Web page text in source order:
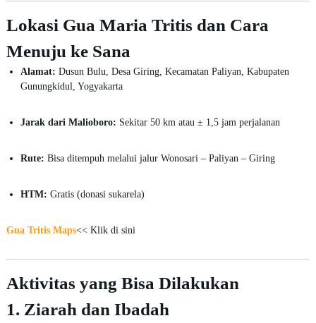
Lokasi Gua Maria Tritis dan Cara
Menuju ke Sana
Alamat: Dusun Bulu, Desa Giring, Kecamatan Paliyan, Kabupaten
Gunungkidul, Yogyakarta
Jarak dari Malioboro: Sekitar 50 km atau ± 1,5 jam perjalanan
Rute: Bisa ditempuh melalui jalur Wonosari – Paliyan – Giring
HTM: Gratis (donasi sukarela)
Gua Tritis Maps<< Klik di sini
Aktivitas yang Bisa Dilakukan
1. Ziarah dan Ibadah